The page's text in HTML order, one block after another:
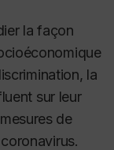
la façon
la
sur leur
de